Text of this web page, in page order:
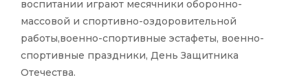
воспитании играют месячники оборонно-
массовой и спортивно-оздоровительной
работы,военно-спортивные эстафеты, военно-
спортивные праздники, День Защитника
Отечества.